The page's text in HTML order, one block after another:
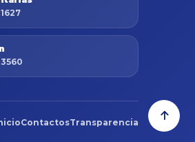
ContactosTransparencia